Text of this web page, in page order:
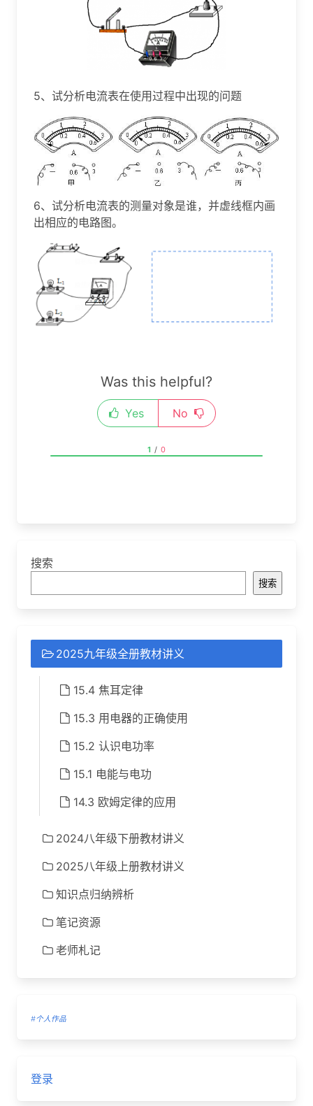
5、试分析电流表在使用过程中出现的问题
6、试分析电流表的测量对象是谁，并虚线框内画
出相应的电路图。
Was this helpful?
Yes No
1 / 0
搜索
搜索
2025九年级全册教材讲义
15.4 焦耳定律
15.3 用电器的正确使用
15.2 认识电功率
15.1 电能与电功
14.3 欧姆定律的应用
2024八年级下册教材讲义
2025八年级上册教材讲义
知识点归纳辨析
笔记资源
老师札记
#个人作品
登录